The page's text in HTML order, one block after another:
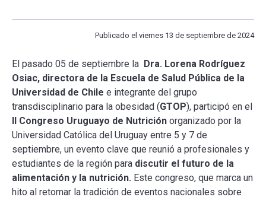
PLATAFORMA EDUCATIVA
Publicado el viernes 13 de septiembre de 2024
El pasado 05 de septiembre la Dra. Lorena Rodríguez
Osiac, directora de la Escuela de Salud Pública de la
Universidad de Chile e integrante del grupo
transdisciplinario para la obesidad (GTOP), participó en el
II Congreso Uruguayo de Nutrición organizado por la
Universidad Católica del Uruguay entre 5 y 7 de
septiembre, un evento clave que reunió a profesionales y
estudiantes de la región para discutir el futuro de la
alimentación y la nutrición. Este congreso, que marca un
hito al retomar la tradición de eventos nacionales sobre